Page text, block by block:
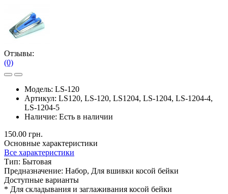
Отзывы:
(0)
Модель: LS-120
Артикул: LS120, LS-120, LS1204, LS-1204, LS-1204-4,
LS-1204-5
Наличие: Есть в наличии
150.00 грн.
Основные характеристики
Все характеристики
Тип: Бытовая
Предназначение: Набор, Для вшивки косой бейки
Доступные варианты
* Для складывания и заглаживания косой бейки